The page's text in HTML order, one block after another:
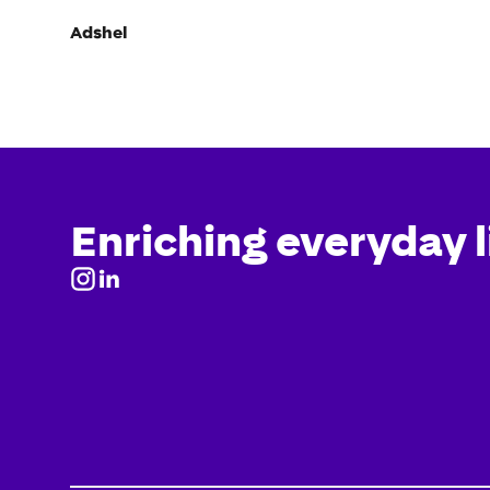
Adshel
Enriching everyday